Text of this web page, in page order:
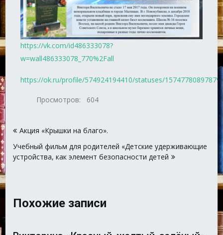
https://vk.com/id486333078?
w=wall486333078_770%2Fall
https://ok.ru/profile/574924194410/statuses/
Просмотров: 604
по
записям
Акция «Крышки на благо».
Учебный фильм для родителей «Детские удерживающие
устройства, как элемент безопасности детей
Похожие записи